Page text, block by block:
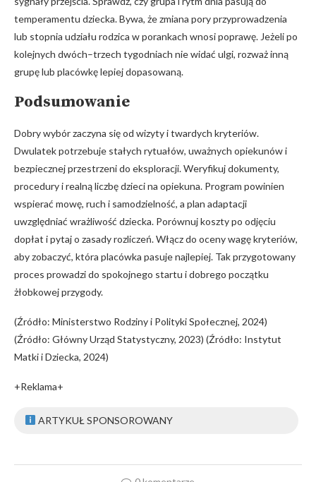
temperamentu dziecka. Bywa, że zmiana pory przyprowadzenia
lub stopnia udziału rodzica w porankach wnosi poprawę. Jeżeli po
kolejnych dwóch–trzech tygodniach nie widać ulgi, rozważ inną
grupę lub placówkę lepiej dopasowaną.
Podsumowanie
Dobry wybór zaczyna się od wizyty i twardych kryteriów.
Dwulatek potrzebuje stałych rytuałów, uważnych opiekunów i
bezpiecznej przestrzeni do eksploracji. Weryfikuj dokumenty,
procedury i realną liczbę dzieci na opiekuna. Program powinien
wspierać mowę, ruch i samodzielność, a plan adaptacji
uwzględniać wrażliwość dziecka. Porównuj koszty po odjęciu
dopłat i pytaj o zasady rozliczeń. Włącz do oceny wagę kryteriów,
aby zobaczyć, która placówka pasuje najlepiej. Tak przygotowany
proces prowadzi do spokojnego startu i dobrego początku
żłobkowej przygody.
(Źródło: Ministerstwo Rodziny i Polityki Społecznej, 2024)
(Źródło: Główny Urząd Statystyczny, 2023) (Źródło: Instytut
Matki i Dziecka, 2024)
+Reklama+
ARTYKUŁ SPONSOROWANY